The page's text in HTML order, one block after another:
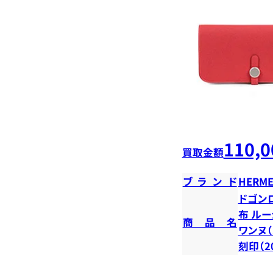
買取金額
ブランド
商品名
ドゴン
布 ルー
ワンヌ
刻印（